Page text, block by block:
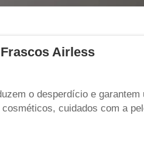
Airless
o desperdício e garantem
cuidados com a